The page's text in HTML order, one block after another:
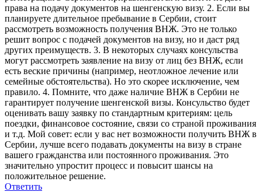
права на подачу документов на шенгенскую визу. 2. Если вы
планируете длительное пребывание в Сербии, стоит
рассмотреть возможность получения ВНЖ. Это не только
решит вопрос с подачей документов на визу, но и даст ряд
других преимуществ. 3. В некоторых случаях консульства
могут рассмотреть заявление на визу от лиц без ВНЖ, если
есть веские причины (например, неотложное лечение или
семейные обстоятельства). Но это скорее исключение, чем
правило. 4. Помните, что даже наличие ВНЖ в Сербии не
гарантирует получение шенгенской визы. Консульство будет
оценивать вашу заявку по стандартным критериям: цель
поездки, финансовое состояние, связи со страной проживания
и т.д. Мой совет: если у вас нет возможности получить ВНЖ в
Сербии, лучше всего подавать документы на визу в стране
вашего гражданства или постоянного проживания. Это
значительно упростит процесс и повысит шансы на
положительное решение.
Ответить